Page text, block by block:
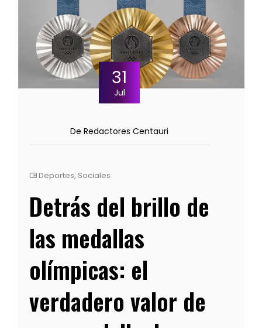
31
Jul
De Redactores Centauri
Deportes, Sociales
Detrás del brillo de
las medallas
olímpicas: el
verdadero valor de